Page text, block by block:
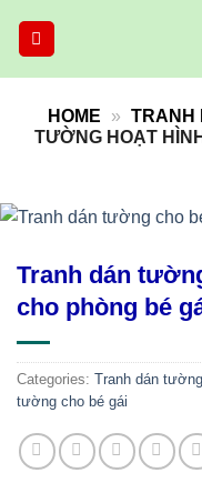
HOME » TRANH
TƯỜNG HOẠT
Tranh dán
cho phòng bé
Categories: Tranh dán tường
tường cho bé gái